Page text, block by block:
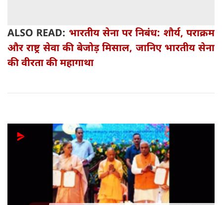
ALSO READ: भारतीय सेना पर निबंध: शौर्य, पराक्रम
और राष्ट्र सेवा की बेजोड़ मिसाल, जानिए भारतीय सेना
की वीरता की महागाथा